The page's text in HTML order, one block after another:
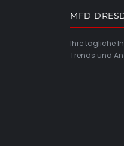
MFD
Ihre tägliche
Trends und